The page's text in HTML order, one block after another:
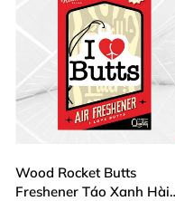
Wood Rocket Butts
Freshener Táo Xanh Hài